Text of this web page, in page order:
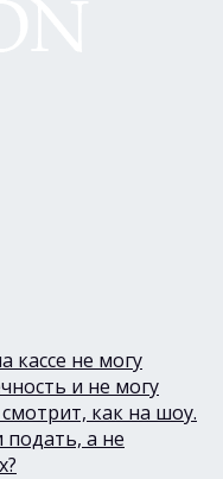
кассе не могу
и не могу
как на шоу.
а не